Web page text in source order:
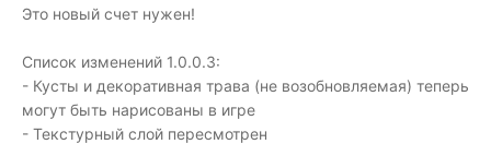
Это новый счет нужен!
Список изменений 1.0.0.3:
- Кусты и декоративная трава (не возобновляемая) теперь
могут быть нарисованы в игре
- Текстурный слой пересмотрен